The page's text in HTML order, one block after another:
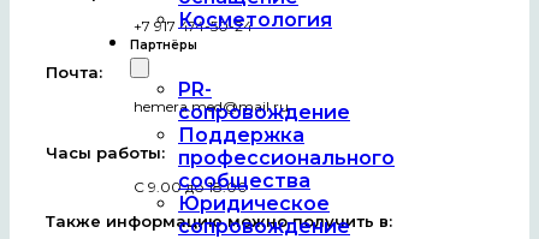
Косметология
Партнёры
PR-
сопровождение
Поддержка
профессионального
сообщества
Юридическое
сопровождение
+7 917 474-50-24
Почта:
hemera.med@mail.ru
Часы работы:
С 9.00 до 18.00
Также информацию можно получить в: